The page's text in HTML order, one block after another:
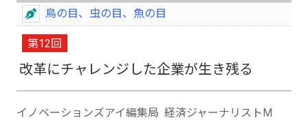
鳥の目、虫の目、魚の目
第12回
改革にチャレンジした企業が生き残る
イノベーションズアイ編集局 経済ジャーナリストM